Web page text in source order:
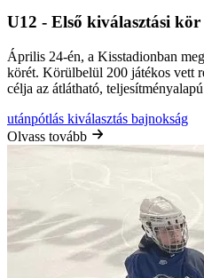
U12 - Első kiválasztási kör
Április 24-én, a Kisstadionban
körét. Körülbelül 200 játékos vett
célja az átlátható,
utánpótlás kiválasztás bajnokság
Olvass tovább